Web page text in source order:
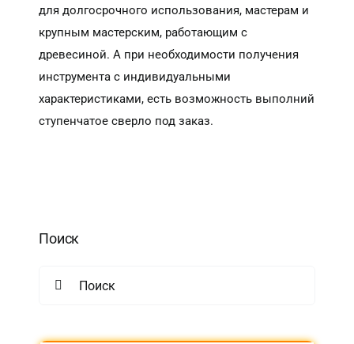
для долгосрочного использования, мастерам и
крупным мастерским, работающим с
древесиной. А при необходимости получения
инструмента с индивидуальными
характеристиками, есть возможность выполний
ступенчатое сверло под заказ.
Поиск